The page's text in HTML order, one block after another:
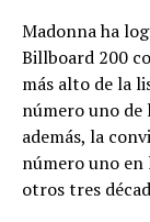
Madonna ha
Billboard 200
más alto de la
número uno de
además, la
número uno
otros tres